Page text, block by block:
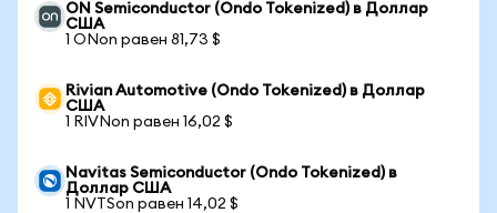
ON Semiconductor (Ondo Tokenized) в Доллар
США
1 ONon равен 81,73 $
Rivian Automotive (Ondo Tokenized) в Доллар
США
1 RIVNon равен 16,02 $
Navitas Semiconductor (Ondo Tokenized) в
Доллар США
1 NVTSon равен 14,02 $